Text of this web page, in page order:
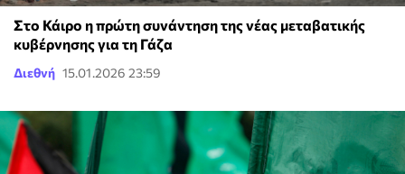
Στο Κάιρο η πρώτη συνάντηση της νέας μεταβατικής
κυβέρνησης για τη Γάζα
Διεθνή 15.01.2026 23:59